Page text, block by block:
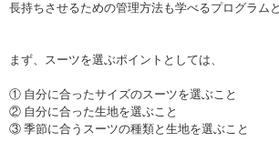
長持ちさせるための管理方法も学べるプログラム
まず、スーツを選ぶポイントとしては、
① 自分に合ったサイズのスーツを選ぶこと
② 自分に合った生地を選ぶこと
③ 季節に合うスーツの種類と生地を選ぶこと